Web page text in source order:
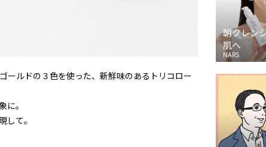
ールドの３色を使った、新鮮味のあるトリコロー
に。
して。
朝クレン
肌へ
NARS